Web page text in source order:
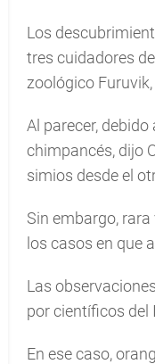
Los
tres cuidadores
zoológico
Al parecer,
chimpancés, dijo
simios desde el
Sin embargo,
los casos en que
Las
por científicos del
En ese caso,